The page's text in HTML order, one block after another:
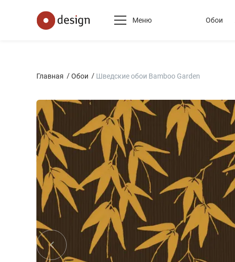
Меню Обои
Главная Обои Шведские обои Bamboo Garden